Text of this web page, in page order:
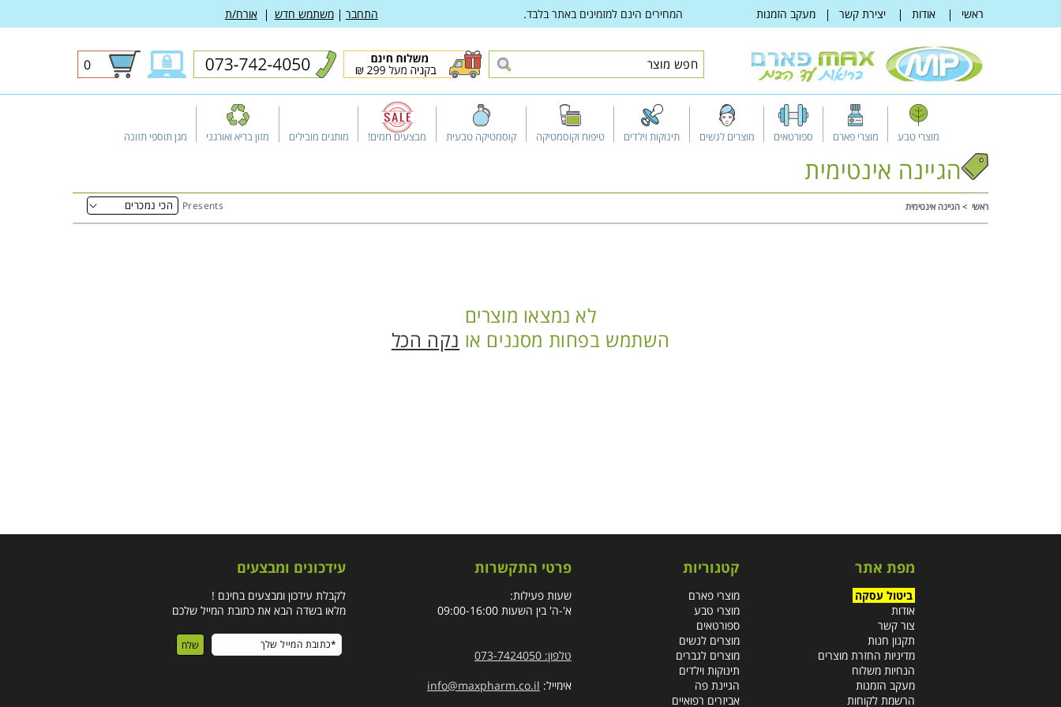
לתוכן
ראשי אודות יצירת קשר מעקב הזמנות המחירים הינם למזמינים באתר בלבד. התחבר משתמש חדש אורח/ת
0
0
פריטים
מוצרי טבע מוצרי פארם ספורטאים מוצרים לנשים תינוקות וילדים טיפוח וקוסמטיקה קוסמטיקה טבעית מבצעים חמים! מותגים מובילים מזון בריא ואורגני מגן תוספי תזונה
הגיינה אינטימית
Presents ראשי הגיינה אינטימית
לא נמצאו מוצרים
השתמש בפחות מסננים או נקה הכל
מפת אתר
ביטול עסקה
אודות
צור קשר
תקנון חנות
מדיניות החזרת מוצרים
הנחיות משלוח
מעקב הזמנות
הרשמת לקוחות
קטגוריות
מוצרי פארם
מוצרי טבע
ספורטאים
מוצרים לנשים
מוצרים לגברים
תינוקות וילדים
הגיינת פה
אביזרים רפואיים
פרטי התקשרות
שעות פעילות:
א'-ה' בין השעות 09:00-16:00
טלפון: 073-7424050
אימייל: info@maxpharm.co.il
עידכונים ומבצעים
לקבלת עידכון ומבצעים בחינם !
מלאו בשדה הבא את כתובת המייל שלכם
שלח